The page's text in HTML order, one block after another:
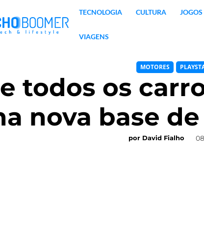
TECNOLOGIA CULTURA JOGOS
VIAGENS
MOTORES
todos os
nova base
por David Fialho